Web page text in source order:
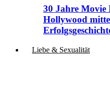
30 Jahre Movie
Hollywood
Liebe & Sexualität